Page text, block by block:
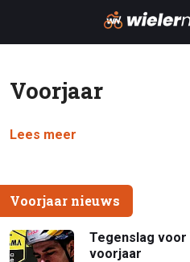
Voorjaar
Lees meer
Voorjaar nieuws
Tegenslag voor
voorjaar